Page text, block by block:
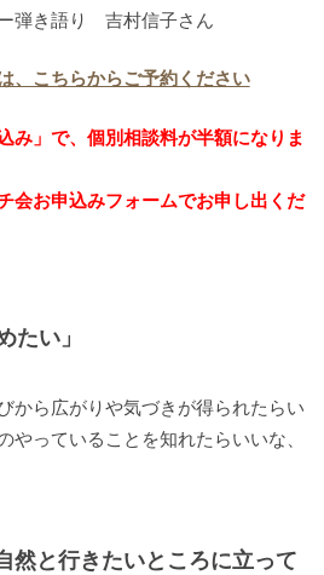
弾き語り 吉村信子さん
、こちらからご予約ください
み」で、個別相談料が半額になりま
会お申込みフォームでお申し出くだ
たい」
から広がりや気づきが得られたらい
やっていることを知れたらいいな、
然と行きたいところに立って